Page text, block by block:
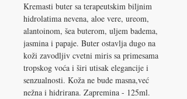
Kremasti buter sa terapeutskim biljnim
hidrolatima nevena, aloe vere, ureom,
alantoinom, šea buterom, uljem badema,
jasmina i papaje. Buter ostavlja dugo na
koži zavodljiv cvetni miris sa primesama
tropskog voća i širi utisak elegancije i
senzualnosti. Koža ne bude masna,već
nežna i hidrirana. Zapremina - 125ml.